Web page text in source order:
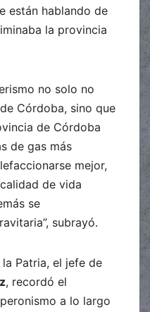
están hablando de
la provincia
no solo no
Córdoba, sino que
de Córdoba
de gas más
mejor,
de vida
se
subrayó.
Patria, el jefe de
, recordó el
a lo largo